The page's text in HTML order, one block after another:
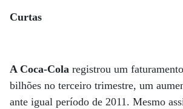
Curtas
A Coca-Cola registrou um
bilhões no terceiro trimestre, um
ante igual período de 2011. Mesmo